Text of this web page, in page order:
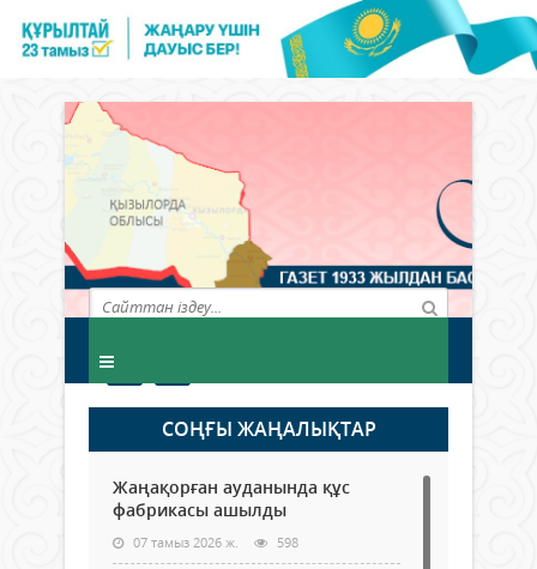
СОҢҒЫ ЖАҢАЛЫҚТАР
Жаңақорған ауданында құс
фабрикасы ашылды
07 тамыз 2026 ж. 598